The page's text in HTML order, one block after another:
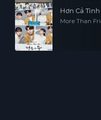
Hơn Cả
More Than